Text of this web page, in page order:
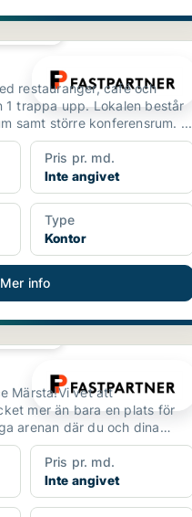
restauranger, café och
1 trappa upp. Lokalen består
samt större konferensrum. ...
Pris pr. md.
Inte angivet
Type
Kontor
Mer info
Märsta!Vi vet att
mer än bara en plats för
arenan där du och dina
Pris pr. md.
Inte angivet